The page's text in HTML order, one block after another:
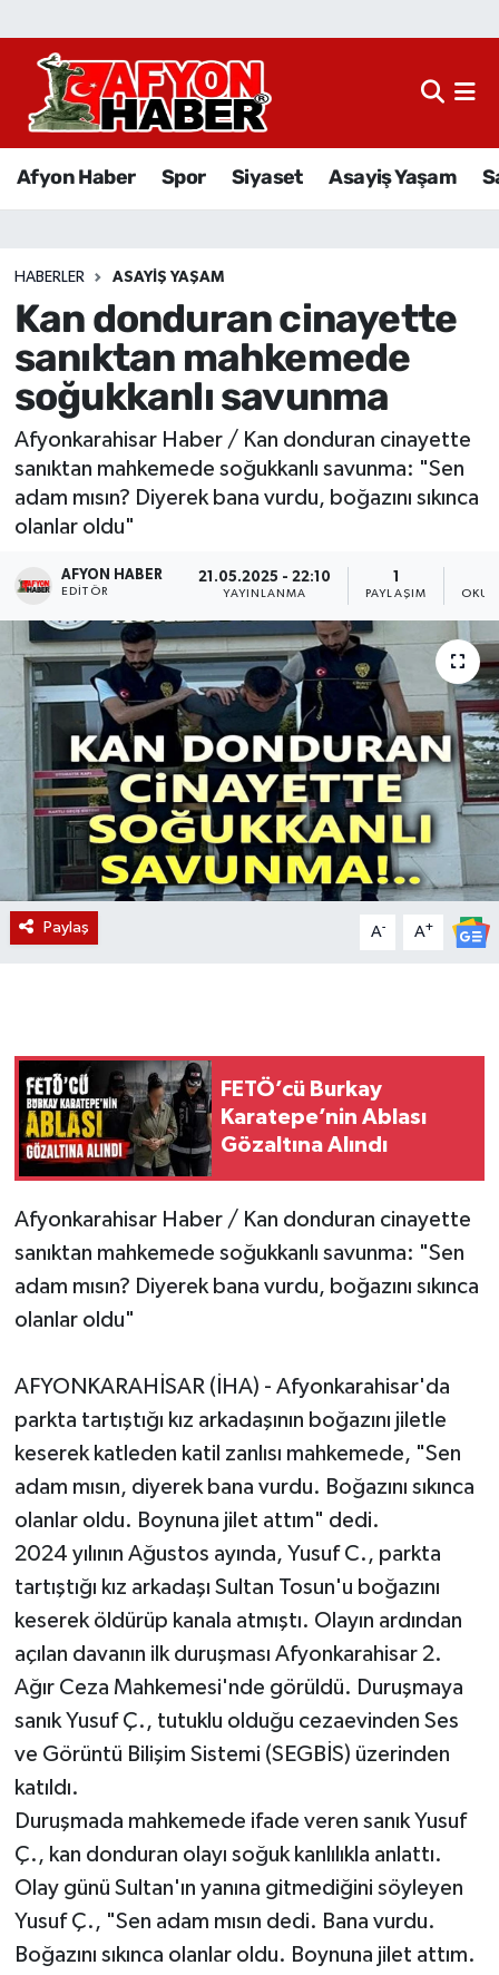
Afyon Haber Spor Siyaset Asayiş Yaşam
HABERLER ASAYIŞ YAŞAM
Kan donduran cinayette
sanıktan mahkemede
soğukkanlı savunma
Afyonkarahisar Haber / Kan donduran cinayette
sanıktan mahkemede soğukkanlı savunma: "Sen
adam mısın? Diyerek bana vurdu, boğazını sıkınca
olanlar oldu"
AFYON HABER
EDITÖR
21.05.2025 - 22:10
YAYINLANMA PAYLAŞIM
Paylaş A- A+
FETÖ’cü Burkay
Karatepe’nin Ablası
Gözaltına Alındı
Afyonkarahisar Haber / Kan donduran cinayette
sanıktan mahkemede soğukkanlı savunma: "Sen
adam mısın? Diyerek bana vurdu, boğazını sıkınca
olanlar oldu"
AFYONKARAHİSAR (İHA) - Afyonkarahisar'da
parkta tartıştığı kız arkadaşının boğazını jiletle
keserek katleden katil zanlısı mahkemede, "Sen
adam mısın, diyerek bana vurdu. Boğazını sıkınca
olanlar oldu. Boynuna jilet attım" dedi.
2024 yılının Ağustos ayında, Yusuf C., parkta
tartıştığı kız arkadaşı Sultan Tosun'u boğazını
keserek öldürüp kanala atmıştı. Olayın ardından
açılan davanın ilk duruşması Afyonkarahisar 2.
Ağır Ceza Mahkemesi'nde görüldü. Duruşmaya
sanık Yusuf Ç., tutuklu olduğu cezaevinden Ses
ve Görüntü Bilişim Sistemi (SEGBİS) üzerinden
katıldı.
Duruşmada mahkemede ifade veren sanık Yusuf
Ç., kan donduran olayı soğuk kanlılıkla anlattı.
Olay günü Sultan'ın yanına gitmediğini söyleyen
Yusuf Ç., "Sen adam mısın dedi. Bana vurdu.
Boğazını sıkınca olanlar oldu. Boynuna jilet attım.
Afyon Haber
Sağlık
Eğitim
Sivil Toplum
Ekonomi
Magazin
Etkinlikler